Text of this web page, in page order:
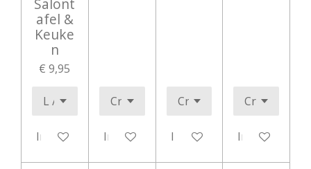
afel &
Keuke
n
€ 9,95
In winkelwagenIn winkelwagenIn winkelwagenIn